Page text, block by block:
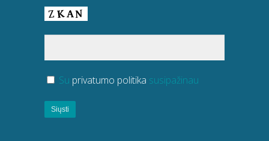
Su privatumo politika susipažinau